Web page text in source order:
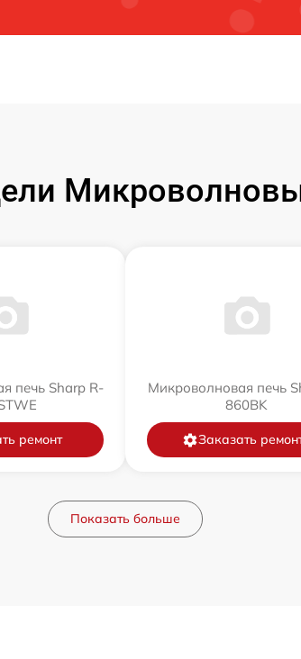
печь Sharp R-
ремонт
Микроволновая печь
860BK
Заказать
Показать больше